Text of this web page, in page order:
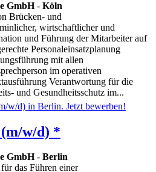
GmbH- Köln
Brücken- und
wirtschaftlicher und
und Führung der Mitarbeiter auf
Personaleinsatzplanung
mit allen
im operativen
Verantwortung für die
und Gesundheitsschutz im...
w/d) *
GmbH- Berlin
das Führen einer